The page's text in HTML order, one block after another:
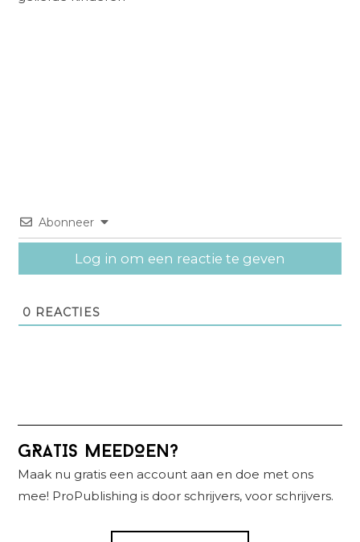
Abonneer
Log in om een reactie te geven
0 REACTIES
Primaire
Sidebar
GRATIS MEEDOEN?
Maak nu gratis een account aan en doe met ons
mee! ProPublishing is door schrijvers, voor schrijvers.